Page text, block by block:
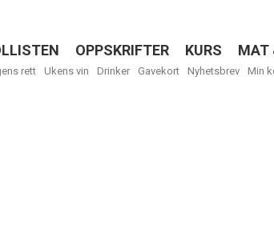
OPPSKRIFTER KURS MAT
rett Ukens vin Drinker Gavekort Nyhetsbrev Min